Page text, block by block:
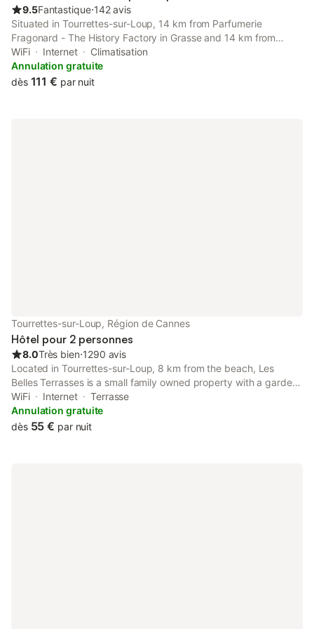
9.5Fantastique⋅142 avis
Situated in Tourrettes-sur-Loup, 14 km from Parfumerie
Fragonard - The History Factory in Grasse and 14 km from
Musee International de la Parfumerie, La Tiny du Midi offers a
garden and air conditioning.
WiFi Internet
Climatisation
Annulation gratuite
dès 111 € par nuit
Tourrettes-sur-Loup, Région de Cannes
Hôtel pour 2 personnes
8.0Très bien⋅1290 avis
Located in Tourrettes-sur-Loup, 8 km from the beach, Les
Belles Terrasses is a small family owned property with a garden,
rooms with panoramic views of the sea and free WiFi internet
access. Free private parking is available on site.
WiFi Internet
Terrasse
Annulation gratuite
dès 55 € par nuit